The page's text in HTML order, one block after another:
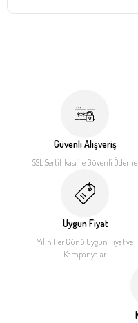
Güvenli Alışveriş
SSL Sertifikası ile Güvenli Ödeme
Uygun Fiyat
Yılın Her Günü Uygun Fiyatve
Kampanyalar